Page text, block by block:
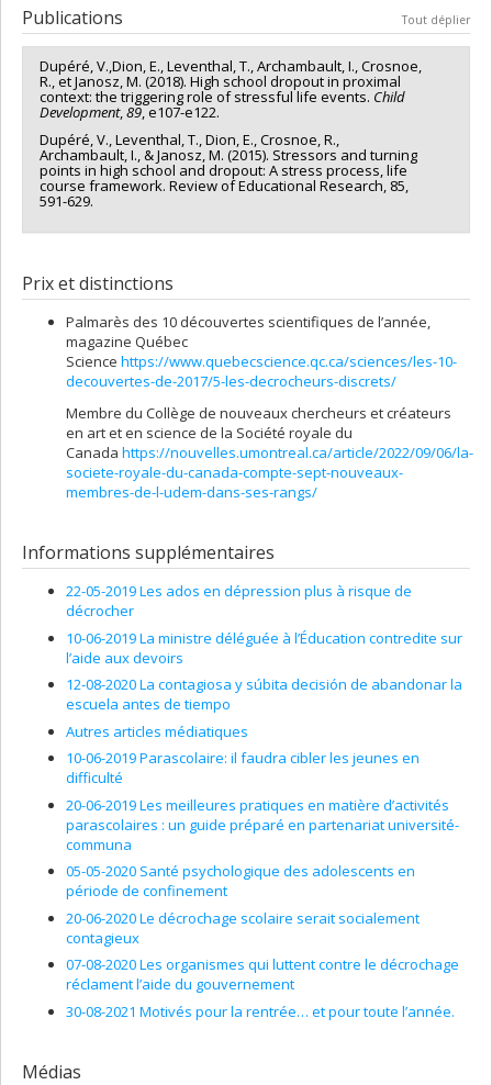
Programmes de subvention :
PVXXXXXX-Subventions pour
réunion, planification et dissémination
Co-chercheurs :
Anne-Sophie Denault
Sources de financement :CRSH/Conseil de recherches en
sciences humaines du Canada
Programmes de subvention :PVXXXXXX-Subvention
d'engagement partenarial
Publications Tout déplier
Dupéré, V.,Dion, E., Leventhal, T., Archambault, I., Crosnoe,
R., et Janosz, M. (2018). High school dropout in proximal
context: the triggering role of stressful life events. Child
Development,89, e107-e122.
Dupéré, V., Leventhal, T., Dion, E., Crosnoe, R.,
Archambault, I., & Janosz, M. (2015). Stressors and turning
points in high school and dropout: A stress process, life
course framework. Review of Educational Research, 85,
591-629.
Prix et distinctions
Palmarès des 10 découvertes scientifiques de l’année,
magazine Québec
Science https://www.quebecscience.qc.ca/sciences/les-10-
decouvertes-de-2017/5-les-decrocheurs-discrets/
Membre du Collège de nouveaux chercheurs et créateurs
en art et en science de la Société royale du
Canada https://nouvelles.umontreal.ca/article/2022/09/06/la-
societe-royale-du-canada-compte-sept-nouveaux-
membres-de-l-udem-dans-ses-rangs/
Informations supplémentaires
22-05-2019 Les ados en dépression plus à risque de
décrocher
10-06-2019 La ministre déléguée à l’Éducation contredite sur
l’aide aux devoirs
12-08-2020 La contagiosa y súbita decisión de abandonar la
escuela antes de tiempo
Autres articles médiatiques
10-06-2019 Parascolaire: il faudra cibler les jeunes en
difficulté
20-06-2019 Les meilleures pratiques en matière d’activités
parascolaires : un guide préparé en partenariat université-
communa
05-05-2020 Santé psychologique des adolescents en
période de confinement
20-06-2020 Le décrochage scolaire serait socialement
contagieux
07-08-2020 Les organismes qui luttent contre le décrochage
réclament l’aide du gouvernement
30-08-2021 Motivés pour la rentrée… et pour toute l’année.
Médias